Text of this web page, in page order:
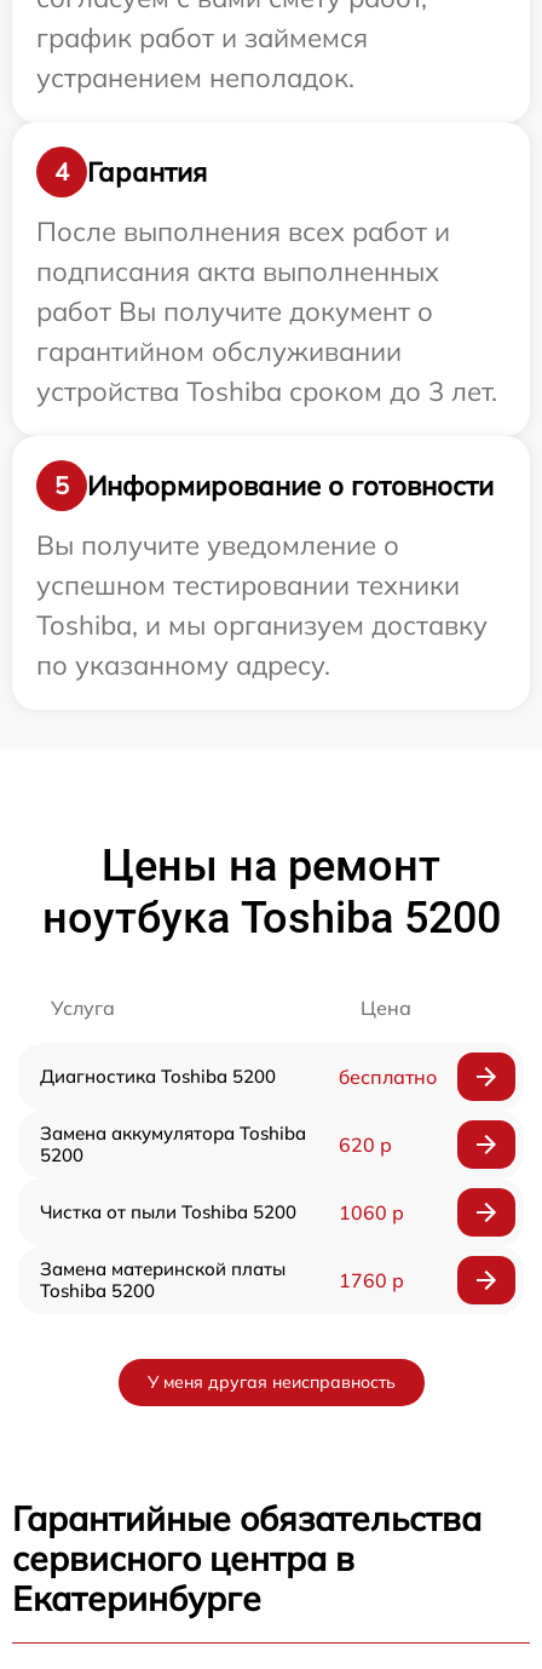
график работ и займемся
устранением неполадок.
4
Гарантия
После выполнения всех работ и
подписания акта выполненных
работ Вы получите документ о
гарантийном обслуживании
устройства Toshiba сроком до 3 лет.
5
Информирование о готовности
Вы получите уведомление о
успешном тестировании техники
Toshiba, и мы организуем доставку
по указанному адресу.
Цены на ремонт
ноутбука Toshiba 5200
Услуга Цена
Диагностика Toshiba 5200 бесплатно
Замена аккумулятора Toshiba
5200
620 р
Чистка от пыли Toshiba 5200 1060 р
Замена материнской платы
Toshiba 5200
1760 р
У меня другая неисправность
Гарантийные обязательства
сервисного центра в
Екатеринбурге